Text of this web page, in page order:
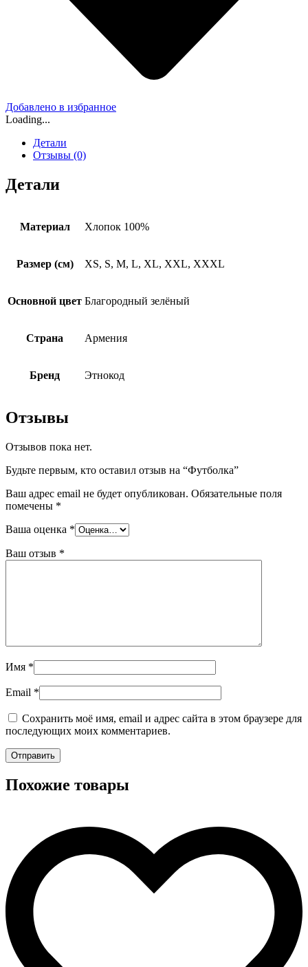
Добавлено в избранное
Loading...
Детали
Отзывы (0)
Детали
Материал Хлопок 100%
Размер (см) XS, S, M, L, XL, XXL, XXXL
Основной цвет Благородный зелёный
Страна Армения
Бренд Этнокод
Отзывы
Отзывов пока нет.
Будьте первым, кто оставил отзыв на “Футболкa”
Ваш адрес email не будет опубликован. Обязательные поля
помечены *
Ваша оценка *
Ваш отзыв *
Имя *
Email *
Сохранить моё имя, email и адрес сайта в этом браузере для
последующих моих комментариев.
Похожие товары